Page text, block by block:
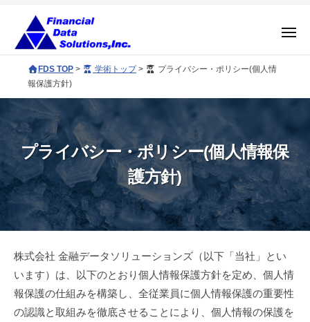
へ
プ
会
社
金
融
デ
ー
タ
リ
ュ
ー
シ
S
o
e
s
メ
FDS TOP > 学術トップ>
プライバシー・ポリシー(個人情
報保護方針)
プライバシー・ポリシー(個人情報保
護方針)
プ
ラ
イ
株式会社 金融データソリューションズ（以下「当社」とい
います）は、以下のとおり個人情報保護方針を定め、個人情
報保護の仕組みを構築し、全従業員に個人情報保護の重要性
の認識と取組みを徹底させることにより、個人情報の保護を
融
タ
リ
ュ
ー
シ
ョ
ズ